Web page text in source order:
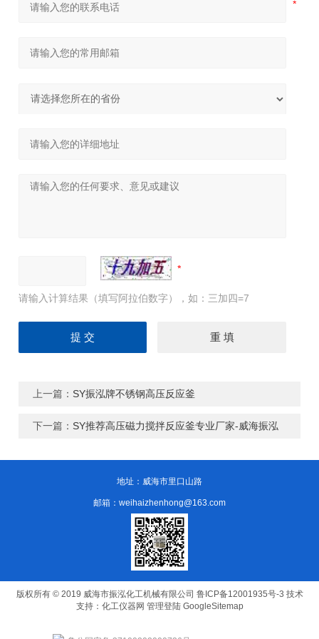
请输入计算结果（填写阿拉伯数字），如：三加四=7
上一篇： SY振泓牌不锈钢高压反应釜
下一篇： SY推荐高压磁力搅拌反应釜专业厂家-威海振泓
地址：威海市里口山路
邮箱：weihaizhenhong@163.com
版权所有 © 2019 威海市振泓化工机械有限公司 鲁ICP备12001935号-3 技术
支持： 化工仪器网 管理登陆 GoogleSitemap